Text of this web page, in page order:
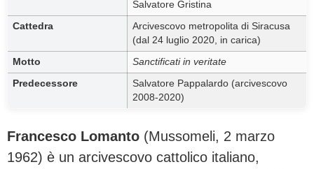
Salvatore Gristina
Cattedra
Arcivescovo metropolita di Siracusa
(dal 24 luglio 2020, in carica)
Motto Sanctificati in veritate
Predecessore
Salvatore Pappalardo (arcivescovo
2008-2020)
Francesco Lomanto (Mussomeli, 2 marzo
1962) è un arcivescovo cattolico italiano,